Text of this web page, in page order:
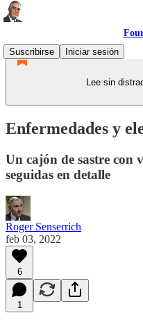
Suscribirse
Iniciar sesión
Lee sin
Enfermedades y
Un cajón de sastre con
seguidas en detalle
Roger Senserrich
feb 03, 2022
6
1